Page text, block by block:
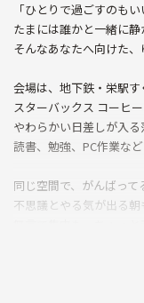
「ひとりで過ごすのもい
たまには誰かと一緒に静
そんなあなたへ向けた、
会場は、地下鉄・栄駅す
スターバックス コーヒ
やわらかい日差しが入る
読書、勉強、PC作業な
同じ空間で、がんばっ
不思議とやる気が出る